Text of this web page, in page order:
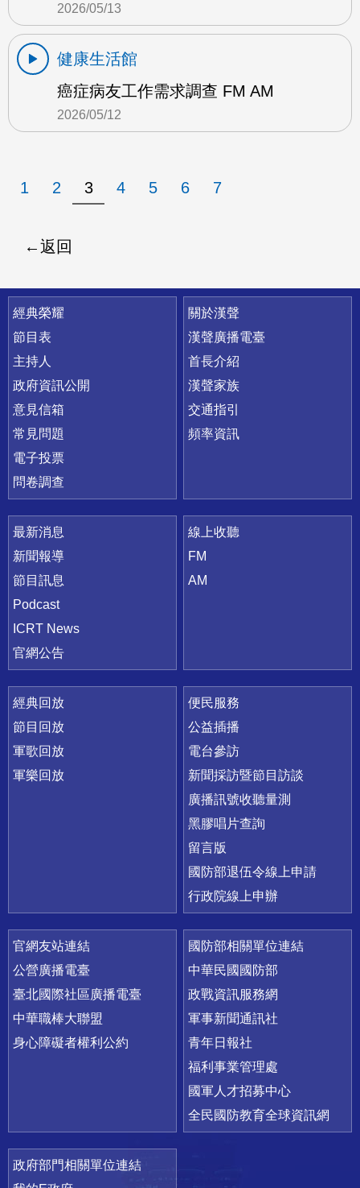
2026/05/13
健康生活館
癌症病友工作需求調查 FM AM
2026/05/12
1 2 3 4 5 6 7
返回
快速連結
經典榮耀
節目表
主持人
政府資訊公開
意見信箱
常見問題
電子投票
問卷調查
關於漢聲
漢聲廣播電臺
首長介紹
漢聲家族
交通指引
頻率資訊
最新消息
新聞報導
節目訊息
Podcast
ICRT News
官網公告
線上收聽
FM
AM
經典回放
節目回放
軍歌回放
軍樂回放
便民服務
公益插播
電台參訪
新聞採訪暨節目訪談
廣播訊號收聽量測
黑膠唱片查詢
留言版
國防部退伍令線上申請
行政院線上申辦
官網友站連結
公營廣播電臺
臺北國際社區廣播電臺
中華職棒大聯盟
身心障礙者權利公約
國防部相關單位連結
中華民國國防部
政戰資訊服務網
軍事新聞通訊社
青年日報社
福利事業管理處
國軍人才招募中心
全民國防教育全球資訊網
政府部門相關單位連結